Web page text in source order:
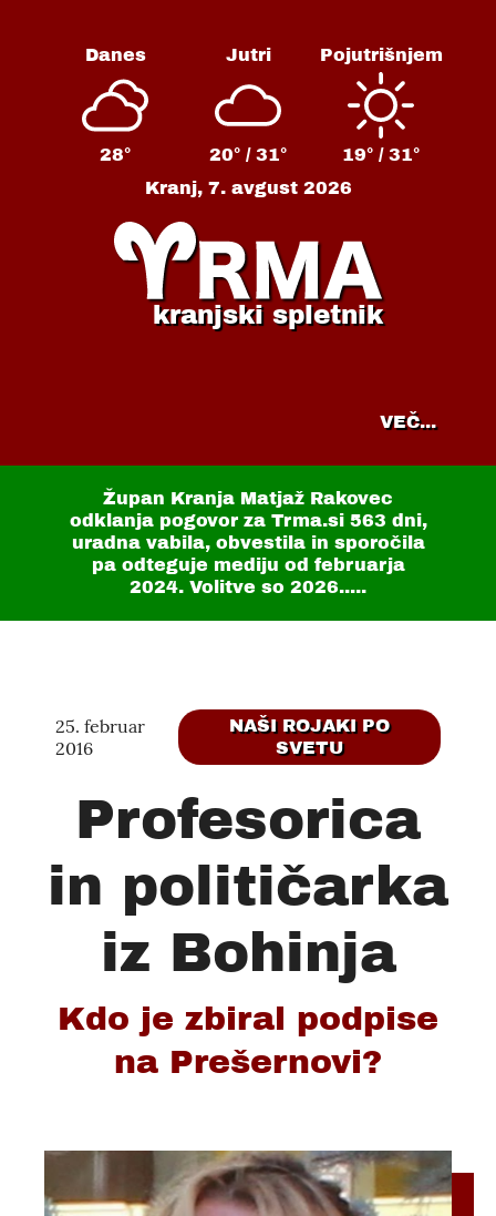
Danes
28°
Jutri
20° / 31°
Pojutrišnjem
19° / 31°
Kranj, 7. avgust 2026
kranjski spletnik
VEČ...
Župan Kranja Matjaž Rakovec
odklanja pogovor za Trma.si 563 dni,
uradna vabila, obvestila in sporočila
pa odteguje mediju od februarja
2024. Volitve so 2026.....
25. februar
2016
NAŠI ROJAKI PO
SVETU
Profesorica
in političarka
iz Bohinja
Kdo je zbiral podpise
na Prešernovi?